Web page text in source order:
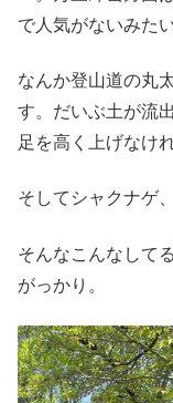
で人気がないみた
なんか登山道の丸
す。だいぶ土が流
足を高く上げなけ
そしてシャクナゲ
そんなこんなして
がっかり。